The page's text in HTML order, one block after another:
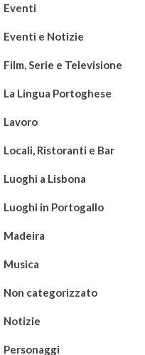
Eventi
Eventi e Notizie
Film, Serie e Televisione
La Lingua Portoghese
Lavoro
Locali, Ristoranti e Bar
Luoghi a Lisbona
Luoghi in Portogallo
Madeira
Musica
Non categorizzato
Notizie
Personaggi